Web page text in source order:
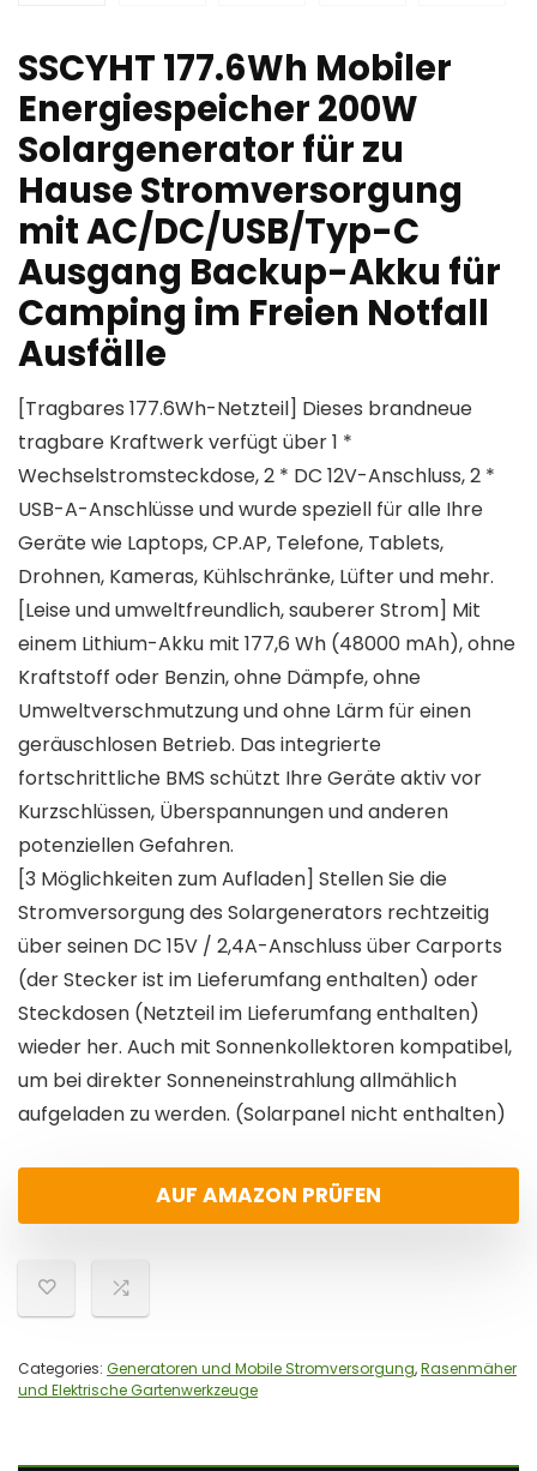
SSCYHT 177.6Wh Mobiler
Energiespeicher 200W
Solargenerator für zu
Hause Stromversorgung
mit AC/DC/USB/Typ-C
Ausgang Backup-Akku für
Camping im Freien Notfall
Ausfälle
[Tragbares 177.6Wh-Netzteil] Dieses brandneue
tragbare Kraftwerk verfügt über 1 *
Wechselstromsteckdose, 2 * DC 12V-Anschluss, 2 *
USB-A-Anschlüsse und wurde speziell für alle Ihre
Geräte wie Laptops, CP.AP, Telefone, Tablets,
Drohnen, Kameras, Kühlschränke, Lüfter und mehr.
[Leise und umweltfreundlich, sauberer Strom] Mit
einem Lithium-Akku mit 177,6 Wh (48000 mAh), ohne
Kraftstoff oder Benzin, ohne Dämpfe, ohne
Umweltverschmutzung und ohne Lärm für einen
geräuschlosen Betrieb. Das integrierte
fortschrittliche BMS schützt Ihre Geräte aktiv vor
Kurzschlüssen, Überspannungen und anderen
potenziellen Gefahren.
[3 Möglichkeiten zum Aufladen] Stellen Sie die
Stromversorgung des Solargenerators rechtzeitig
über seinen DC 15V / 2,4A-Anschluss über Carports
(der Stecker ist im Lieferumfang enthalten) oder
Steckdosen (Netzteil im Lieferumfang enthalten)
wieder her. Auch mit Sonnenkollektoren kompatibel,
um bei direkter Sonneneinstrahlung allmählich
aufgeladen zu werden. (Solarpanel nicht enthalten)
AUF AMAZON PRÜFEN
Categories: Generatoren und Mobile Stromversorgung,Rasenmäher
und Elektrische Gartenwerkzeuge